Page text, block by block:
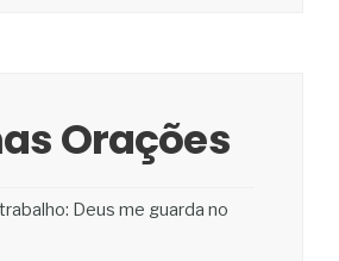
Orações
Deus me guarda no